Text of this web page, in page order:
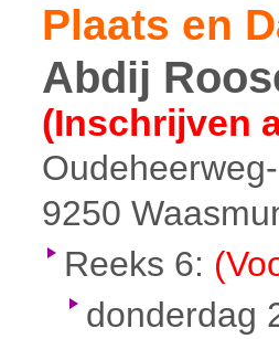
Plaats en
Abdij
(Inschrijven
9250
Reeks 6:
donderdag